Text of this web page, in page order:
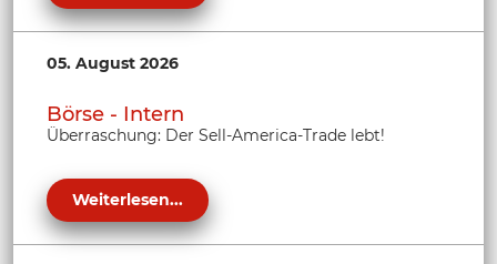
05. August 2026
Börse - Intern
Überraschung: Der Sell-America-Trade lebt!
Weiterlesen...